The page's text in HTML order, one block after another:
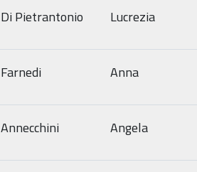
Di Pietrantonio Lucrezia
Farnedi Anna
Annecchini Angela